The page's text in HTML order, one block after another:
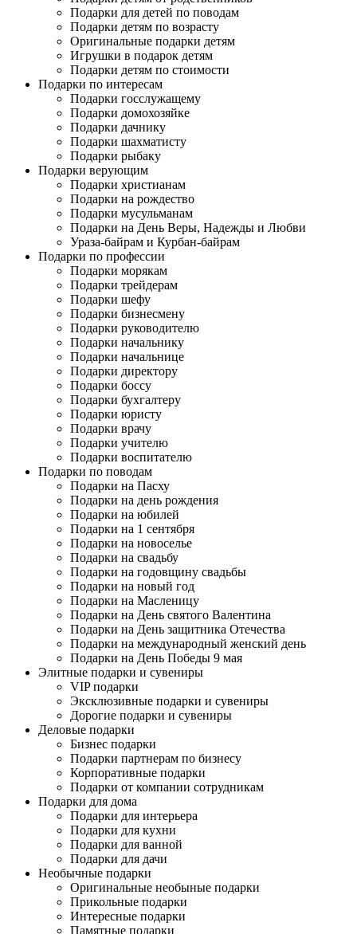
Подарки для детей по поводам
Подарки детям по возрасту
Оригинальные подарки детям
Игрушки в подарок детям
Подарки детям по стоимости
Подарки по интересам
Подарки госслужащему
Подарки домохозяйке
Подарки дачнику
Подарки шахматисту
Подарки рыбаку
Подарки верующим
Подарки христианам
Подарки на рождество
Подарки мусульманам
Подарки на День Веры, Надежды и Любви
Ураза-байрам и Курбан-байрам
Подарки по профессии
Подарки морякам
Подарки трейдерам
Подарки шефу
Подарки бизнесмену
Подарки руководителю
Подарки начальнику
Подарки начальнице
Подарки директору
Подарки боссу
Подарки бухгалтеру
Подарки юристу
Подарки врачу
Подарки учителю
Подарки воспитателю
Подарки по поводам
Подарки на Пасху
Подарки на день рождения
Подарки на юбилей
Подарки на 1 сентября
Подарки на новоселье
Подарки на свадьбу
Подарки на годовщину свадьбы
Подарки на новый год
Подарки на Масленицу
Подарки на День святого Валентина
Подарки на День защитника Отечества
Подарки на международный женский день
Подарки на День Победы 9 мая
Элитные подарки и сувениры
VIP подарки
Эксклюзивные подарки и сувениры
Дорогие подарки и сувениры
Деловые подарки
Бизнес подарки
Подарки партнерам по бизнесу
Корпоративные подарки
Подарки от компании сотрудникам
Подарки для дома
Подарки для интерьера
Подарки для кухни
Подарки для ванной
Подарки для дачи
Необычные подарки
Оригинальные необыные подарки
Прикольные подарки
Интересные подарки
Памятные подарки